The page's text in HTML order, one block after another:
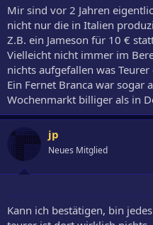
Mir sind vor 2 Jahren
nicht nur die in Italien
Z.B. ein Jameson für 10 €
Vielleicht nicht immer im
nichts aufgefallen was Teurer
Ein Fernet Branca war sogar
Wochenmarkt billiger als in
jp
Neues Mitglied
Kann ich bestätigen, bin